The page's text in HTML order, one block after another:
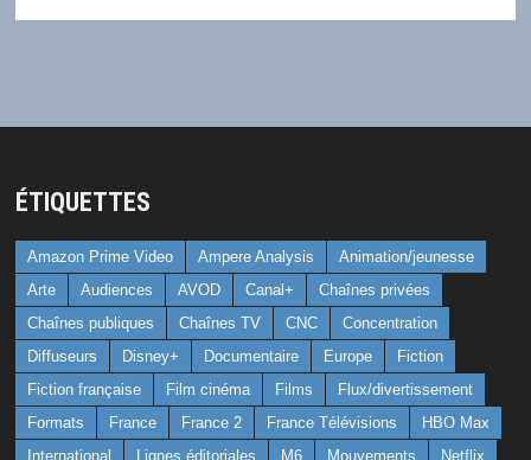
ÉTIQUETTES
Amazon Prime Video Ampere Analysis
Animation/jeunesse
Arte
Audiences AVOD Canal+
Chaînes privées
Chaînes publiques
Chaînes TV CNC
Concentration
Diffuseurs
Disney+ Documentaire Europe
Fiction
Fiction française
Film cinéma Films
Flux/divertissement
Formats
France France 2 France Télévisions
HBO Max
International
Lignes éditoriales M6 Mouvements Netflix